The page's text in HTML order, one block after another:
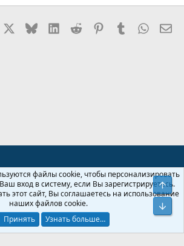
X (Twitter)
BlueskyLinkedIn
Reddit PinterestTumblr
и правила
Помощь Главная
R
S
S
® © 2010-2026 XenForo Ltd.
приватной информацией
XenForo® © 2026 XenForo Ltd.
файлы cookie, чтобы персонализировать
вход в систему, если Вы зарегистрируетесь.
этот сайт, Вы соглашаетесь на использование
наших файлов cookie.
Принять
Узнать больше…